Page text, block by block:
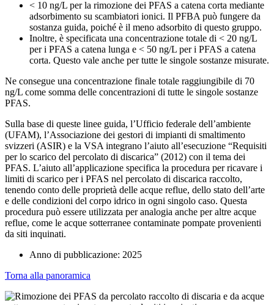
< 10 ng/L per la rimozione dei PFAS a catena corta mediante
adsorbimento su scambiatori ionici. Il PFBA può fungere da
sostanza guida, poiché è il meno adsorbito di questo gruppo.
Inoltre, è specificata una concentrazione totale di < 20 ng/L
per i PFAS a catena lunga e < 50 ng/L per i PFAS a catena
corta. Questo vale anche per tutte le singole sostanze misurate.
Ne consegue una concentrazione finale totale raggiungibile di 70
ng/L come somma delle concentrazioni di tutte le singole sostanze
PFAS.
Sulla base di queste linee guida, l’Ufficio federale dell’ambiente
(UFAM), l’Associazione dei gestori di impianti di smaltimento
svizzeri (ASIR) e la VSA integrano l’aiuto all’esecuzione “Requisiti
per lo scarico del percolato di discarica” (2012) con il tema dei
PFAS. L’aiuto all’applicazione specifica la procedura per ricavare i
limiti di scarico per i PFAS nel percolato di discarica raccolto,
tenendo conto delle proprietà delle acque reflue, dello stato dell’arte
e delle condizioni del corpo idrico in ogni singolo caso. Questa
procedura può essere utilizzata per analogia anche per altre acque
reflue, come le acque sotterranee contaminate pompate provenienti
da siti inquinati.
Anno di pubblicazione: 2025
Torna alla panoramica